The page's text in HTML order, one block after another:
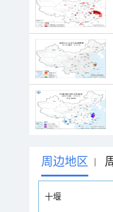
周边地区 |
十堰